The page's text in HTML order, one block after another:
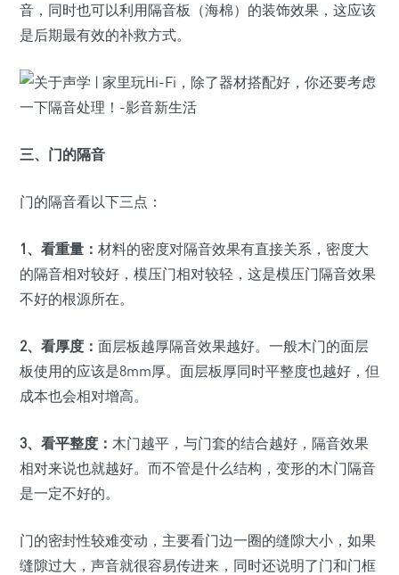
音，同时也可以利用隔音板（海棉）的装饰效果，这应该
是后期最有效的补救方式。
三、门的隔音
门的隔音看以下三点：
1、看重量： 材料的密度对隔音效果有直接关系，密度大
的隔音相对较好，模压门相对较轻，这是模压门隔音效果
不好的根源所在。
2、看厚度： 面层板越厚隔音效果越好。一般木门的面层
板使用的应该是8mm厚。面层板厚同时平整度也越好，但
成本也会相对增高。
3、看平整度： 木门越平，与门套的结合越好，隔音效果
相对来说也就越好。而不管是什么结构，变形的木门隔音
是一定不好的。
门的密封性较难变动，主要看门边一圈的缝隙大小，如果
缝隙过大，声音就很容易传进来，同时还说明了门和门框